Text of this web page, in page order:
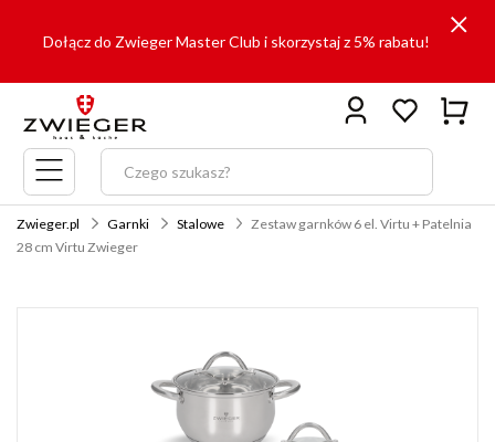
Dołącz do Zwieger Master Club i skorzystaj z 5% rabatu!
Menu
główne
Zwieger.pl Garnki Stalowe
Zestaw garnków 6 el. Virtu + Patelnia
28 cm Virtu Zwieger